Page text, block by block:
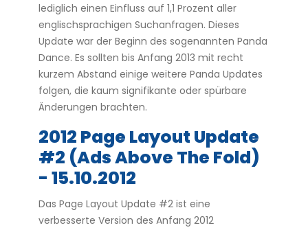
lediglich einen Einfluss auf 1,1 Prozent aller
englischsprachigen Suchanfragen. Dieses
Update war der Beginn des sogenannten Panda
Dance. Es sollten bis Anfang 2013 mit recht
kurzem Abstand einige weitere Panda Updates
folgen, die kaum signifikante oder spürbare
Änderungen brachten.
2012 Page Layout Update
#2 (Ads Above The Fold)
- 15.10.2012
Das Page Layout Update #2 ist eine
verbesserte Version des Anfang 2012